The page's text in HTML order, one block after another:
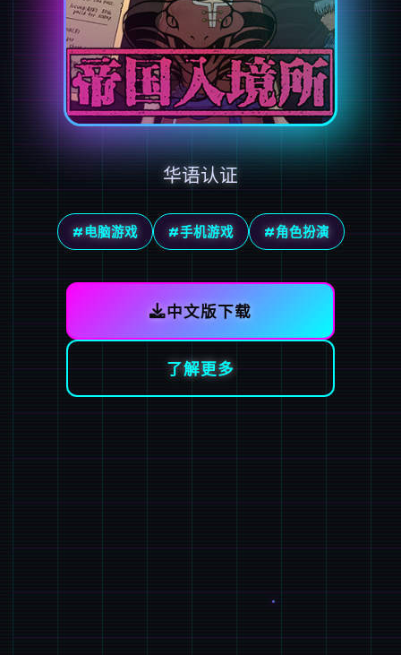
华语认证
#电脑游戏 #手机游戏 #角色扮演
中文版下载
了解更多